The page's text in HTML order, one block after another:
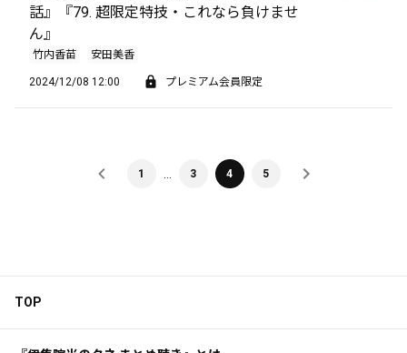
話』『79. 超限定特技・これなら負けませ
ん』
竹内香苗 安田美香
2024/12/08 12:00 プレミアム会員限定
1 3 4 5
TOP